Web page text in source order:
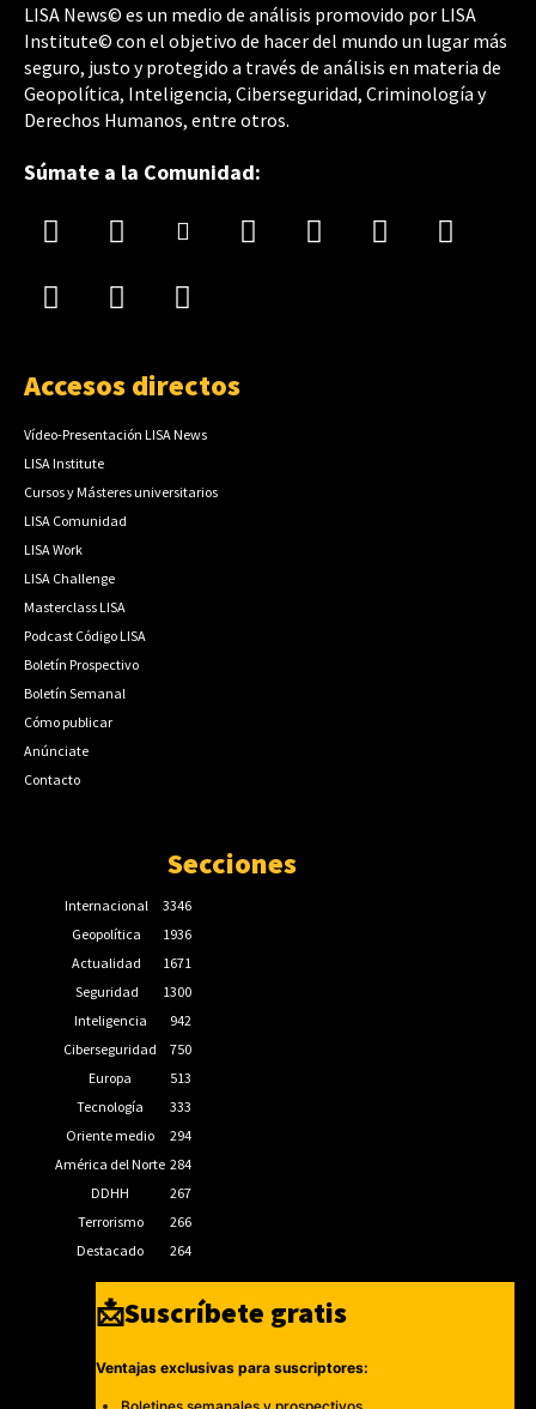
LISA News© es un medio de análisis promovido por LISA
Institute© con el objetivo de hacer del mundo un lugar más
seguro, justo y protegido a través de análisis en materia de
Geopolítica, Inteligencia, Ciberseguridad, Criminología y
Derechos Humanos, entre otros.
Súmate a la Comunidad:
Accesos directos
Vídeo-Presentación LISA News
LISA Institute
Cursos y Másteres universitarios
LISA Comunidad
LISA Work
LISA Challenge
Masterclass LISA
Podcast Código LISA
Boletín Prospectivo
Boletín Semanal
Cómo publicar
Anúnciate
Contacto
Secciones
Internacional
3346
Geopolítica
1936
Actualidad
1671
Seguridad
1300
Inteligencia
942
Ciberseguridad
750
Europa
513
Tecnología
333
Oriente medio
294
América del Norte 284
DDHH
267
Terrorismo
266
Destacado
264
📩Suscríbete gratis
Ventajas exclusivas para suscriptores: